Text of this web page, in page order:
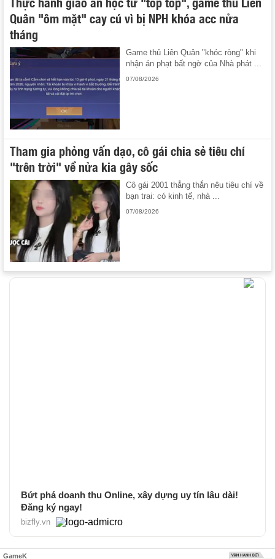
Quân "ôm mặt" cay cú vì bị NPH khóa acc nửa
tháng
Game thủ Liên Quân "khóc ròng" khi
nhận án phạt bất ngờ của Nhà phát ...
07/08/2026
Tham gia phỏng vấn dạo, cô gái chia sẻ tiêu chí
"trên trời" về nửa kia gây sốc
Cô gái 2001 thẳng thắn nêu tiêu chí về
bạn trai: có kinh tế, nhà ...
07/08/2026
Bứt phá doanh thu Online, xây dựng uy tín lâu dài!
Đăng ký ngay!
bizfly.vn
GameK